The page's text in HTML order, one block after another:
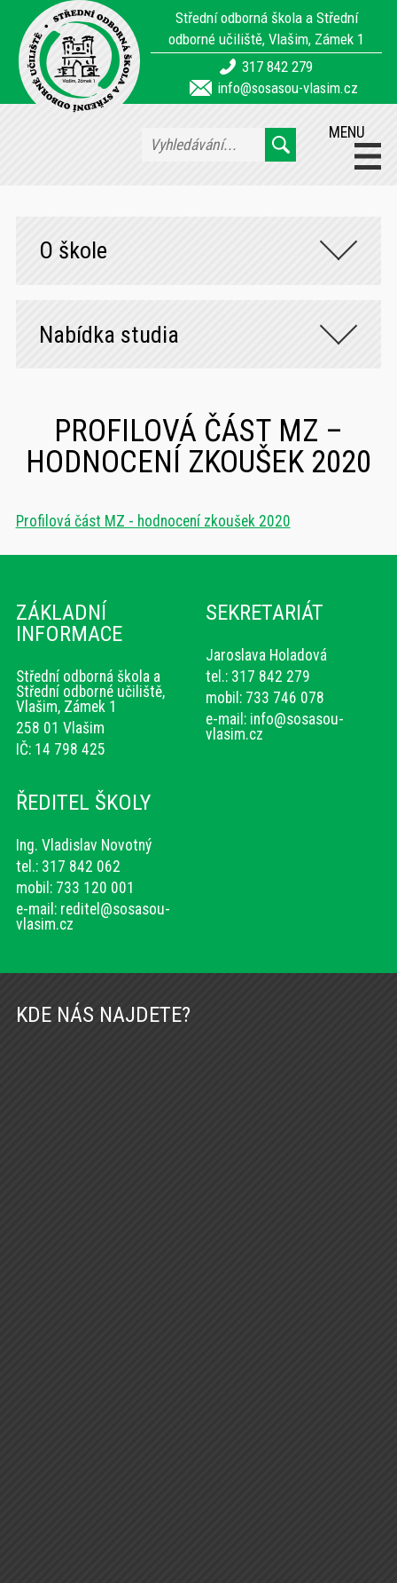
Střední odborná škola a Střední
odborné učiliště, Vlašim, Zámek 1
317 842 279
info@sosasou-vlasim.cz
MENU
O škole
Nabídka studia
PROFILOVÁ ČÁST MZ –
HODNOCENÍ ZKOUŠEK 2020
Profilová část MZ - hodnocení zkoušek 2020
ZÁKLADNÍ
INFORMACE
Střední odborná škola a
Střední odborné učiliště,
Vlašim, Zámek 1
258 01 Vlašim
IČ: 14 798 425
SEKRETARIÁT
Jaroslava Holadová
tel.: 317 842 279
mobil: 733 746 078
e-mail: info@sosasou-
vlasim.cz
ŘEDITEL ŠKOLY
Ing. Vladislav Novotný
tel.: 317 842 062
mobil: 733 120 001
e-mail: reditel@sosasou-
vlasim.cz
KDE NÁS NAJDETE?